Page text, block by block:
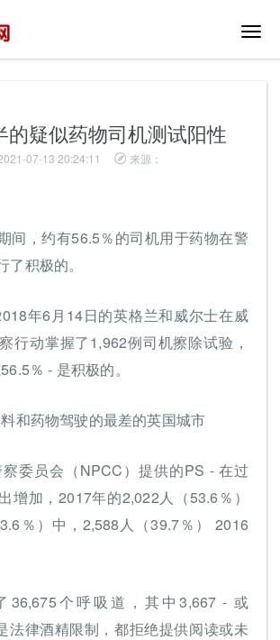
切
的疑似药物司机测试阳性
07-13 20:24:11 来源：
间，约有56.5％的司机用于药物在警
积极的。
年6月14日的英格兰和威尔士在威
行动掌握了1,962例司机擦除试验，
％ - 是积极的。
和药物驾驶的最差的英国城市
委员会（NPCC）提供的PS - 在过
增加，2017年的2,022人（53.6％）
％）中，2,588人（39.7％） 2016
36,675个呼吸道，其中3,667 - 或
法律酒精限制，都拒绝提供阅读或未